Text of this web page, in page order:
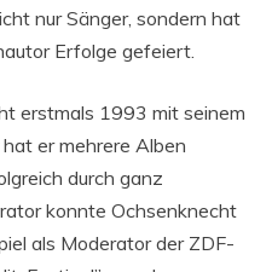
nur Sänger, sondern hat
Erfolge gefeiert.
erstmals 1993 mit seinem
er mehrere Alben
durch ganz
konnte Ochsenknecht
als Moderator der ZDF-